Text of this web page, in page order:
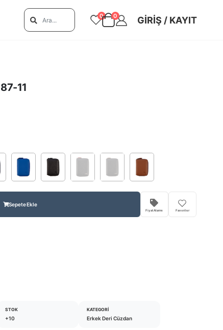
0 0 GIRIŞ / KAYIT
11
Sepete Ekle
Fiyat Alarmı Favoriler
STOK
+10
KATEGORI
Erkek Deri Cüzdan